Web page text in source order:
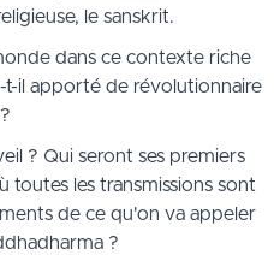
le sanskrit.
dans ce contexte riche
il apporté de révolutionnaire
?
? Qui seront ses premiers
toutes les transmissions sont
de ce qu'on va appeler
?